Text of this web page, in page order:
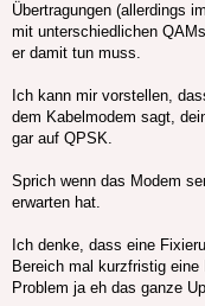
Übertragungen (allerdings
mit unterschiedlichen
er damit tun muss.
Ich kann mir vorstellen,
dem Kabelmodem sagt,
gar auf QPSK.
Sprich wenn das Modem
erwarten hat.
Ich denke, dass eine
Bereich mal kurzfristig
Problem ja eh das ganze